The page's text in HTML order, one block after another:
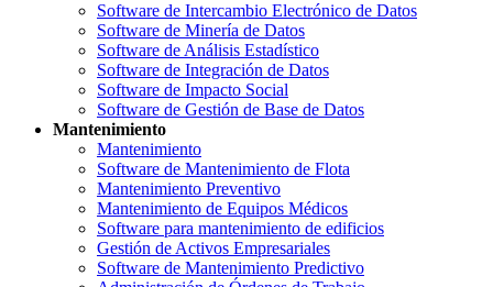
Software de Intercambio Electrónico de Datos
Software de Minería de Datos
Software de Análisis Estadístico
Software de Integración de Datos
Software de Impacto Social
Software de Gestión de Base de Datos
Mantenimiento
Mantenimiento
Software de Mantenimiento de Flota
Mantenimiento Preventivo
Mantenimiento de Equipos Médicos
Software para mantenimiento de edificios
Gestión de Activos Empresariales
Software de Mantenimiento Predictivo